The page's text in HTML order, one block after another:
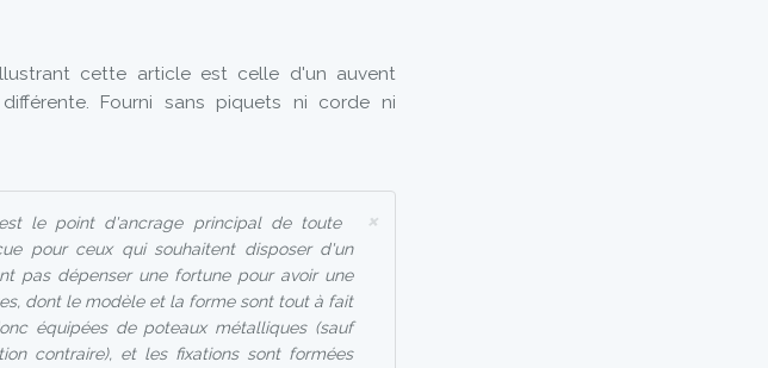
cette article est celle d'un auvent
Fourni sans piquets ni corde ni
×
le point d'ancrage principal de toute
pour ceux qui souhaitent disposer d'un
pas dépenser une fortune pour avoir une
dont le modèle et la forme sont tout à fait
équipées de poteaux métalliques (sauf
contraire), et les fixations sont formées